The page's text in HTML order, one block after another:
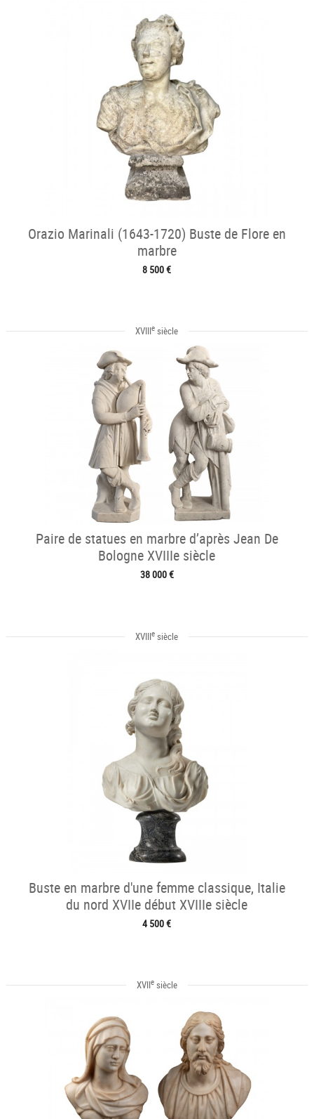
Orazio Marinali (1643-1720) Buste de Flore en
marbre
8 500 €
XVIIIe siècle
Paire de statues en marbre d’après Jean De
Bologne XVIIIe siècle
38 000 €
XVIIIe siècle
Buste en marbre d'une femme classique, Italie
du nord XVIIe début XVIIIe siècle
4 500 €
XVIIesiècle